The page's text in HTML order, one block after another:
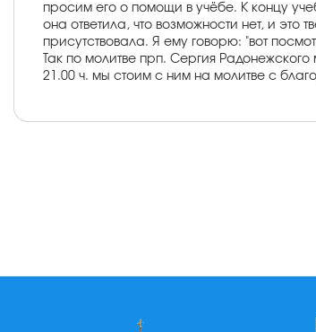
просим его о помощи в учёбе. К концу
она ответила, что возможности нет, и
присутствовала. Я ему говорю: "вот
Так по молитве прп. Сергия
21.00 ч. мы стоим с ним на молитве с